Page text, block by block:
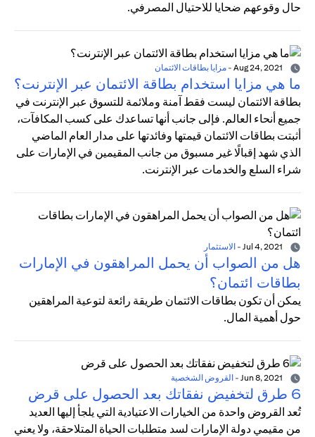
حال وقوعهم ضحايا للاحتيال المصرفي.
- مزايا بطاقات الائتمان
ما هي مزايا استخدام بطاقة الائتمان عبر الإنترنت؟
بطاقة الائتمان ليست فقط آمنة وملائمة للتسوق عبر الإنترنت في
جميع أنحاء العالم. فإلى جانب أنها تساعدك على كسب المكافآت،
أثبتت بطاقات الائتمان قيمتها وفائدتها على مدار العام الماضي
الذي شهد إقبالًا غير مسبوق من جانب المقيمين في الإمارات على
شراء السلع والخدمات عبر الإنترنت.
- الاستثمار
هل من الصواب أن يحمل المراهقون في الإمارات
بطاقات ائتمان؟
يمكن أن تكون بطاقات الائتمان طريقة رائعة لتوعية المراهقين
حول أهمية المال.
- القروض الشخصية
6 طرق لتخفيض نفقاتك بعد الحصول على قرض
تُعد القروض واحدة من الخيارات الاعتيادية التي يلجأ إليها العديد
من مقيمي دولة الإمارات لسد متطلبات الحياة المتلاحقة، ولا يعني